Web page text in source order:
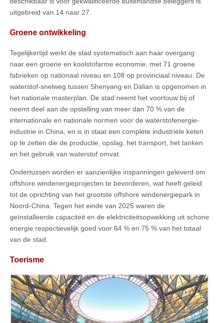
uitgebreid van 14 naar 27.
Groene ontwikkeling
Tegelijkertijd werkt de stad systematisch aan haar overgang
naar een groene en koolstofarme economie, met 71 groene
fabrieken op nationaal niveau en 108 op provinciaal niveau. De
waterstof-snelweg tussen Shenyang en Dalian is opgenomen in
het nationale masterplan. De stad neemt het voortouw bij of
neemt deel aan de opstelling van meer dan 70 % van de
internationale en nationale normen voor de waterstofenergie-
industrie in China, en is in staat een complete industriële keten
op te zetten die de productie, opslag, het transport, het tanken
en het gebruik van waterstof omvat.
Ondertussen worden er aanzienlijke inspanningen geleverd om
offshore windenergieprojecten te bevorderen, wat heeft geleid
tot de oprichting van het grootste offshore windenergiepark in
Noord-China. Tegen het einde van 2025 waren de
geïnstalleerde capaciteit en de elektriciteitsopwekking uit schone
energie respectievelijk goed voor 64 % en 75 % van het totaal
van de stad.
Toerisme